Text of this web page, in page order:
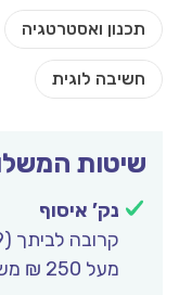
שיטות
נק’ איסוף
מעל 250 ₪ משלוח חינם.